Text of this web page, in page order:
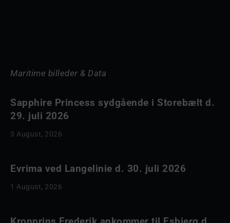
Maritime billeder & Data
Sapphire Princess sydgående i Storebælt d.
29. juli 2026
3 August, 2026
Evrima ved Langelinie d. 30. juli 2026
1 August, 2026